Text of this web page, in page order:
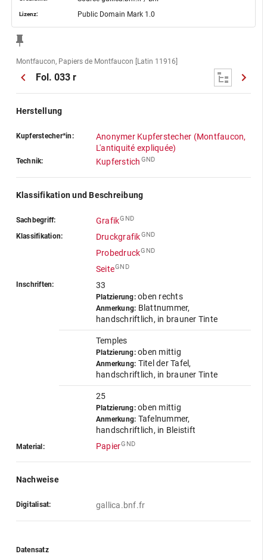
Lizenz: Public Domain Mark 1.0
Montfaucon, Papiers de Montfaucon [Latin 11916]
Fol. 033 r
Herstellung
Kupferstecher*in:
Anonymer Kupferstecher (Montfaucon,
L'antiquité expliquée)
Technik: Kupferstich GND
Klassifikation und Beschreibung
Sachbegriff: GrafikGND
Klassifikation: DruckgrafikGND
ProbedruckGND
SeiteGND
Inschriften: 33
Platzierung:oben rechts
Anmerkung: Blattnummer,
handschriftlich, in brauner Tinte
Temples
Platzierung:oben mittig
Anmerkung: Titel der Tafel,
handschriftlich, in brauner Tinte
25
Platzierung:oben mittig
Anmerkung: Tafelnummer,
handschriftlich, in Bleistift
Material: PapierGND
Nachweise
Digitalisat: gallica.bnf.fr
Datensatz